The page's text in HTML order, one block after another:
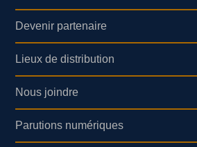
Devenir partenaire
Lieux de distribution
Nous joindre
Parutions numériques